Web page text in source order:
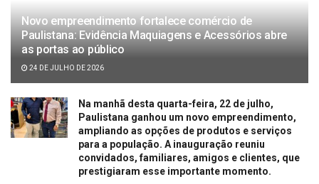
Novo empreendimento fortalece comércio de
Paulistana: Evidência Maquiagens e Acessórios abre
as portas ao público
24 DE JULHO DE 2026
Na manhã desta quarta-feira, 22 de julho,
Paulistana ganhou um novo empreendimento,
ampliando as opções de produtos e serviços
para a população. A inauguração reuniu
convidados, familiares, amigos e clientes, que
prestigiaram esse importante momento.